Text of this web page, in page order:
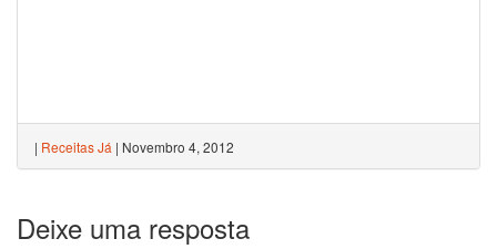
| Receitas Já | Novembro 4, 2012
Deixe uma resposta